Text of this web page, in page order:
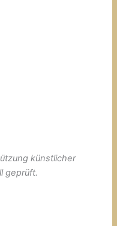
künstlicher
geprüft.